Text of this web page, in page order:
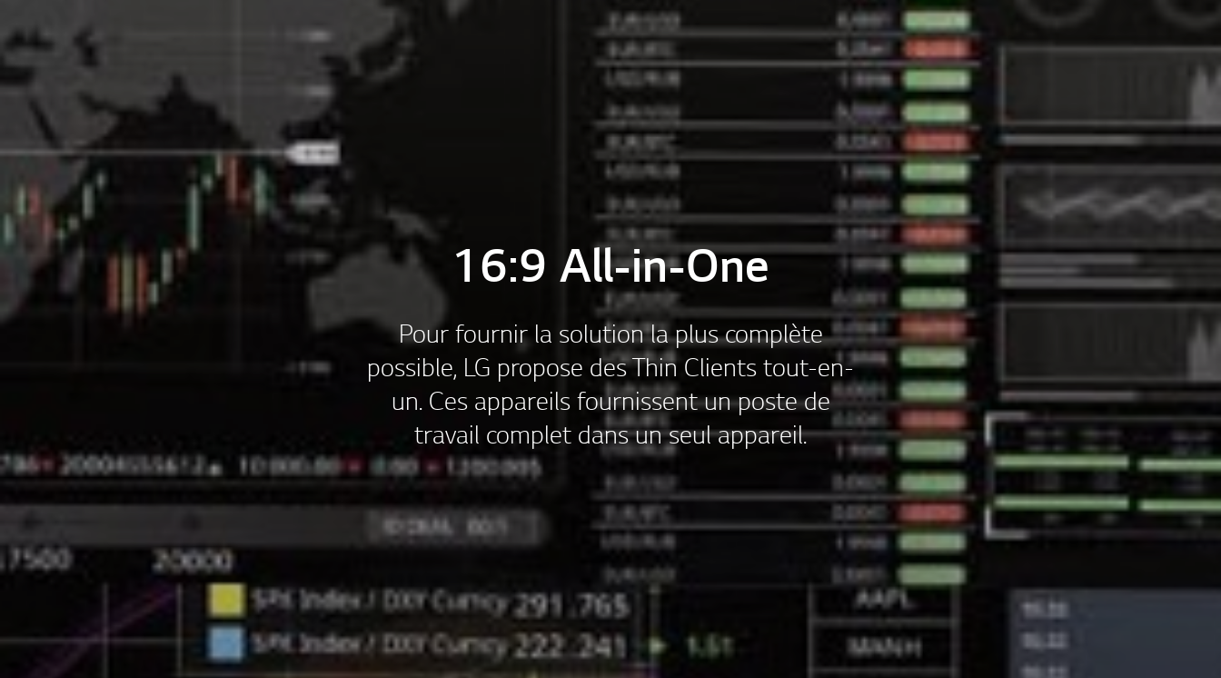
16:9 All-in-One
Pour fournir la solution la plus complète
possible, LG propose des Thin Clients tout-en-
un. Ces appareils fournissent un poste de
travail complet dans un seul appareil.